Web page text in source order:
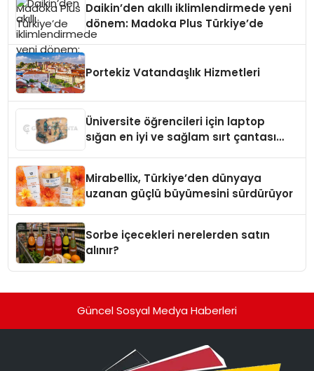
Daikin’den akıllı iklimlendirmede yeni
dönem: Madoka Plus Türkiye’de
Portekiz Vatandaşlık Hizmetleri
Üniversite öğrencileri için laptop
sığan en iyi ve sağlam sırt çantası
Mirabellix, Türkiye’den dünyaya
uzanan güçlü büyümesini sürdürüyor
Sorbe içecekleri nerelerden satın
alınır?
Güncel Sosyal Medya Haberleri